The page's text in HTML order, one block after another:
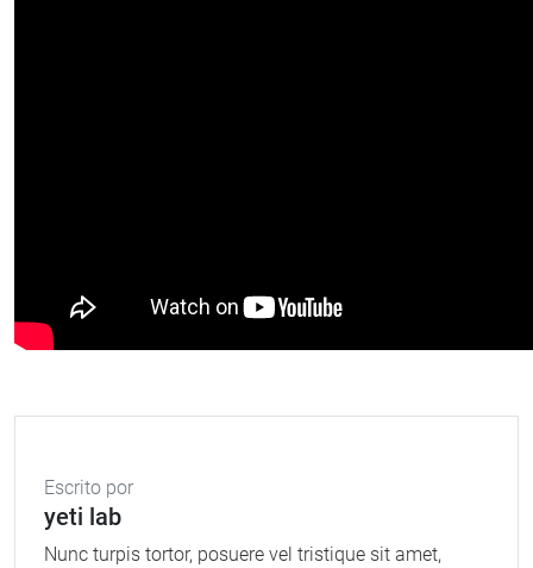
Escrito por
yeti lab
Nunc turpis tortor, posuere vel tristique sit amet,